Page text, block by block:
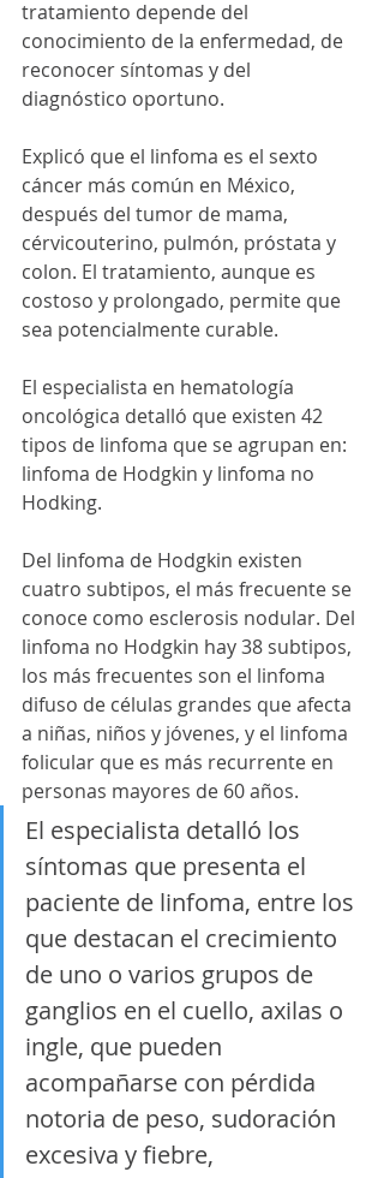
tratamiento depende del
conocimiento de la enfermedad, de
reconocer síntomas y del
diagnóstico oportuno.
Explicó que el linfoma es el sexto
cáncer más común en México,
después del tumor de mama,
cérvicouterino, pulmón, próstata y
colon. El tratamiento, aunque es
costoso y prolongado, permite que
sea potencialmente curable.
El especialista en hematología
oncológica detalló que existen 42
tipos de linfoma que se agrupan en:
linfoma de Hodgkin y linfoma no
Hodking.
Del linfoma de Hodgkin existen
cuatro subtipos, el más frecuente se
conoce como esclerosis nodular. Del
linfoma no Hodgkin hay 38 subtipos,
los más frecuentes son el linfoma
difuso de células grandes que afecta
a niñas, niños y jóvenes, y el linfoma
folicular que es más recurrente en
personas mayores de 60 años.
El especialista detalló los
síntomas que presenta el
paciente de linfoma, entre los
que destacan el crecimiento
de uno o varios grupos de
ganglios en el cuello, axilas o
ingle, que pueden
acompañarse con pérdida
notoria de peso, sudoración
excesiva y fiebre,